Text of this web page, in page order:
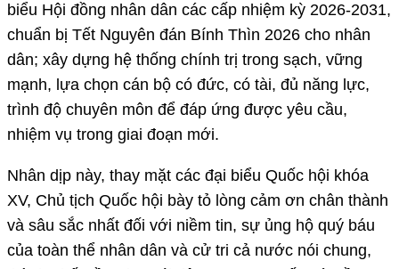
biểu Hội đồng nhân dân các cấp nhiệm kỳ 2026-2031,
chuẩn bị Tết Nguyên đán Bính Thìn 2026 cho nhân
dân; xây dựng hệ thống chính trị trong sạch, vững
mạnh, lựa chọn cán bộ có đức, có tài, đủ năng lực,
trình độ chuyên môn để đáp ứng được yêu cầu,
nhiệm vụ trong giai đoạn mới.
Nhân dịp này, thay mặt các đại biểu Quốc hội khóa
XV, Chủ tịch Quốc hội bày tỏ lòng cảm ơn chân thành
và sâu sắc nhất đối với niềm tin, sự ủng hộ quý báu
của toàn thể nhân dân và cử tri cả nước nói chung,